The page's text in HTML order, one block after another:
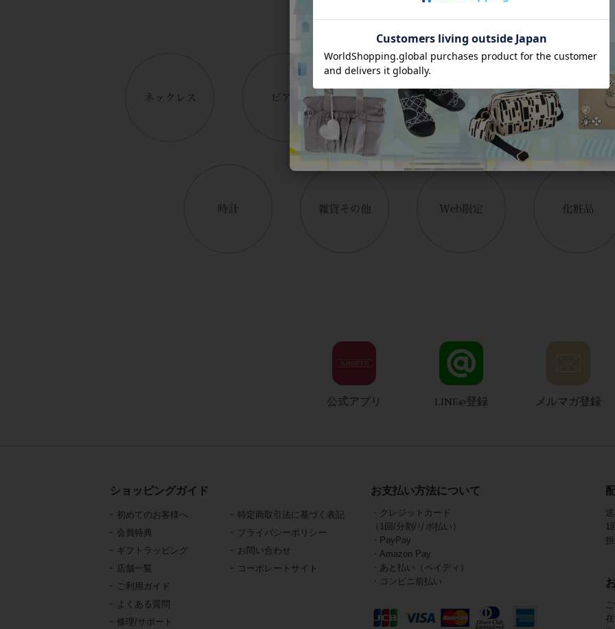
公式アプリ LINE@登録 メルマガ登録
ショッピングガイド
初めてのお客様へ
会員特典
ギフトラッピング
店舗一覧
ご利用ガイド
よくある質問
修理/サポート
特定商取引法に基づく表記
プライバシーポリシー
お問い合わせ
コーポレートサイト
お支払い方法について
・クレジットカード
（1回/分割/リボ払い）
・PayPay
・Amazon Pay
・あと払い（ペイディ）
・コンビニ前払い
1